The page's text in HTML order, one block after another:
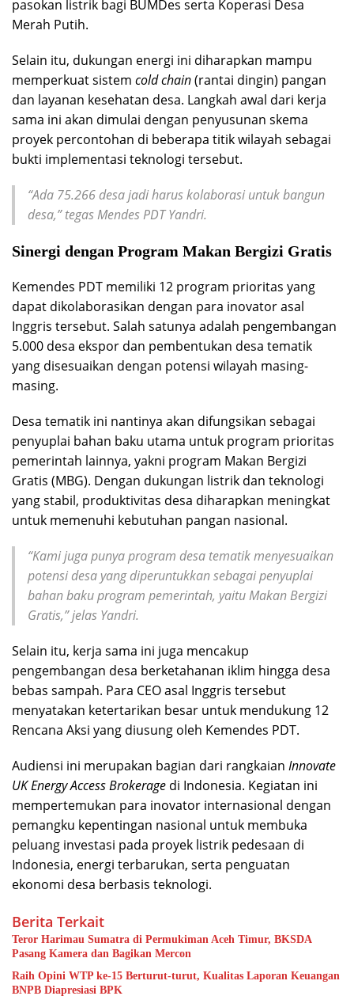
pasokan listrik bagi BUMDes serta Koperasi Desa
Merah Putih.
Selain itu, dukungan energi ini diharapkan mampu
memperkuat sistem cold chain(rantai dingin) pangan
dan layanan kesehatan desa. Langkah awal dari kerja
sama ini akan dimulai dengan penyusunan skema
proyek percontohan di beberapa titik wilayah sebagai
bukti implementasi teknologi tersebut.
“Ada 75.266 desa jadi harus kolaborasi untuk bangun
desa,” tegas Mendes PDT Yandri.
Sinergi dengan Program Makan Bergizi Gratis
Kemendes PDT memiliki 12 program prioritas yang
dapat dikolaborasikan dengan para inovator asal
Inggris tersebut. Salah satunya adalah pengembangan
5.000 desa ekspor dan pembentukan desa tematik
yang disesuaikan dengan potensi wilayah masing-
masing.
Desa tematik ini nantinya akan difungsikan sebagai
penyuplai bahan baku utama untuk program prioritas
pemerintah lainnya, yakni program Makan Bergizi
Gratis (MBG). Dengan dukungan listrik dan teknologi
yang stabil, produktivitas desa diharapkan meningkat
untuk memenuhi kebutuhan pangan nasional.
“Kami juga punya program desa tematik menyesuaikan
potensi desa yang diperuntukkan sebagai penyuplai
bahan baku program pemerintah, yaitu Makan Bergizi
Gratis,” jelas Yandri.
Selain itu, kerja sama ini juga mencakup
pengembangan desa berketahanan iklim hingga desa
bebas sampah. Para CEO asal Inggris tersebut
menyatakan ketertarikan besar untuk mendukung 12
Rencana Aksi yang diusung oleh Kemendes PDT.
Audiensi ini merupakan bagian dari rangkaian Innovate
UK Energy Access Brokerage di Indonesia. Kegiatan ini
mempertemukan para inovator internasional dengan
pemangku kepentingan nasional untuk membuka
peluang investasi pada proyek listrik pedesaan di
Indonesia, energi terbarukan, serta penguatan
ekonomi desa berbasis teknologi.
Berita Terkait
Teror Harimau Sumatra di Permukiman Aceh Timur, BKSDA
Pasang Kamera dan Bagikan Mercon
Raih Opini WTP ke-15 Berturut-turut, Kualitas Laporan Keuangan
BNPB Diapresiasi BPK